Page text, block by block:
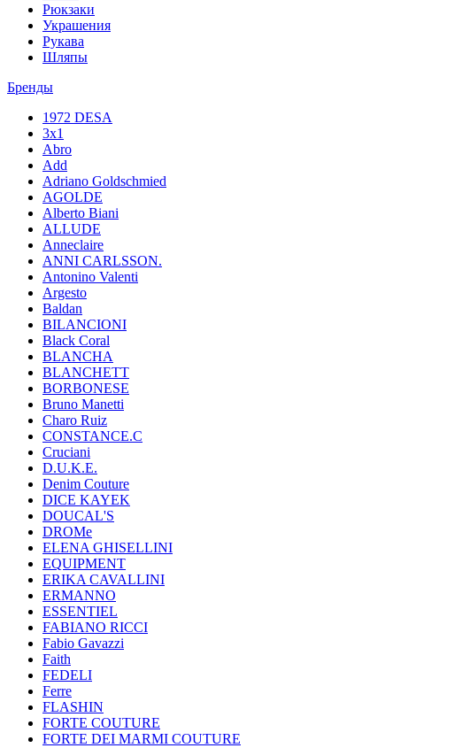
Рюкзаки
Украшения
Рукава
Шляпы
Бренды
1972 DESA
3x1
Abro
Add
Adriano Goldschmied
AGOLDE
Alberto Biani
ALLUDE
Anneclaire
ANNI CARLSSON.
Antonino Valenti
Argesto
Baldan
BILANCIONI
Black Coral
BLANCHA
BLANCHETT
BORBONESE
Bruno Manetti
Charo Ruiz
CONSTANCE.C
Cruciani
D.U.K.E.
Denim Couture
DICE KAYEK
DOUCAL'S
DROMe
ELENA GHISELLINI
EQUIPMENT
ERIKA CAVALLINI
ERMANNO
ESSENTIEL
FABIANO RICCI
Fabio Gavazzi
Faith
FEDELI
Ferre
FLASHIN
FORTE COUTURE
FORTE DEI MARMI COUTURE